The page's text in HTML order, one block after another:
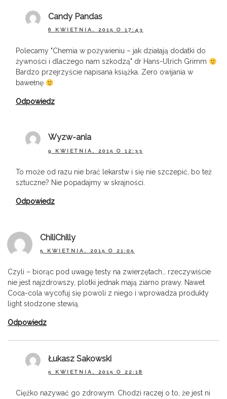
Candy Pandas
6 KWIETNIA, 2015 O 17:43
Polecamy "Chemia w pożywieniu – jak działają dodatki do
żywności i dlaczego nam szkodzą" dr Hans-Ulrich Grimm
Bardzo przejrzyście napisana książka. Zero owijania w
bawełnę
Odpowiedz
Wyzw-ania
9 KWIETNIA, 2015 O 12:33
To może od razu nie brać lekarstw i się nie szczepić, bo też
sztuczne? Nie popadajmy w skrajności.
Odpowiedz
ChiliChilly
5 KWIETNIA, 2015 O 21:05
Czyli – biorąc pod uwagę testy na zwierzętach… rzeczywiście
nie jest najzdrowszy, plotki jednak mają ziarno prawy. Nawet
Coca-cola wycofuj się powoli z niego i wprowadza produkty
light słodzone stewią.
Odpowiedz
Łukasz Sakowski
5 KWIETNIA, 2015 O 22:18
Ciężko nazywać go zdrowym. Chodzi raczej o to, że jest ni